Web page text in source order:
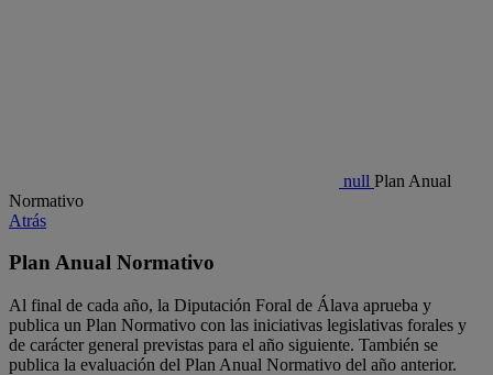
null Plan Anual
Normativo
Atrás
Plan Anual Normativo
Al final de cada año, la Diputación Foral de Álava aprueba y
publica un Plan Normativo con las iniciativas legislativas forales y
de carácter general previstas para el año siguiente. También se
publica la evaluación del Plan Anual Normativo del año anterior.